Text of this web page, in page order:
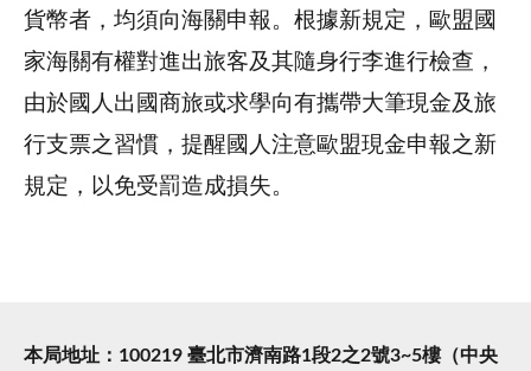
貨幣者，均須向海關申報。根據新規定，歐盟國
家海關有權對進出旅客及其隨身行李進行檢查，
由於國人出國商旅或求學向有攜帶大筆現金及旅
行支票之習慣，提醒國人注意歐盟現金申報之新
規定，以免受罰造成損失。
本局地址：100219 臺北市濟南路1段2之2號3~5樓（中央